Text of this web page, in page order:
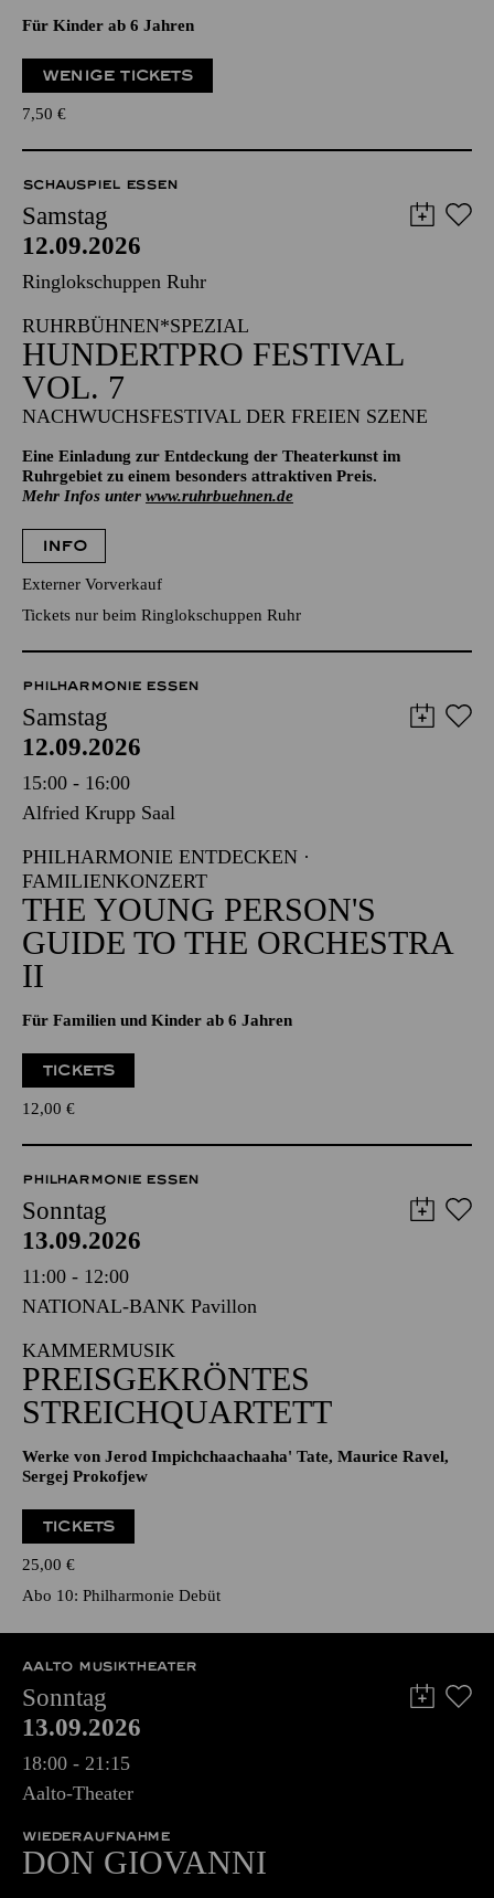
Für Kinder ab 6 Jahren
WENIGE TICKETS
7,50 €
SCHAUSPIEL ESSEN
Samstag
12.09.2026
Ringlokschuppen Ruhr
RUHRBÜHNEN*SPEZIAL
HUNDERTPRO FESTIVAL
VOL. 7
NACHWUCHSFESTIVAL DER FREIEN SZENE
Eine Einladung zur Entdeckung der Theaterkunst im
Ruhrgebiet zu einem besonders attraktiven Preis.
Mehr Infos unter www.ruhrbuehnen.de
INFO
Externer Vorverkauf
Tickets nur beim Ringlokschuppen Ruhr
PHILHARMONIE ESSEN
Samstag
12.09.2026
15:00 - 16:00
Alfried Krupp Saal
PHILHARMONIE ENTDECKEN ·
FAMILIENKONZERT
THE YOUNG PERSON'S
GUIDE TO THE ORCHESTRA
II
Für Familien und Kinder ab 6 Jahren
TICKETS
12,00 €
PHILHARMONIE ESSEN
Sonntag
13.09.2026
11:00 - 12:00
NATIONAL-BANK Pavillon
KAMMERMUSIK
PREISGEKRÖNTES
STREICHQUARTETT
Werke von Jerod Impichchaachaaha' Tate, Maurice Ravel,
Sergej Prokofjew
TICKETS
25,00 €
Abo 10: Philharmonie Debüt
AALTO MUSIKTHEATER
Sonntag
13.09.2026
18:00 - 21:15
Aalto-Theater
WIEDERAUFNAHME
DON GIO­VANNI